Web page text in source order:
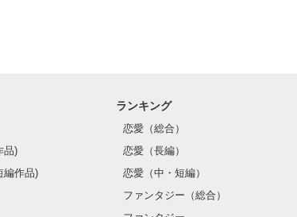
品)
編作品)
ランキング
恋愛（総合）
恋愛（長編）
恋愛（中・短編）
ファンタジー（総合）